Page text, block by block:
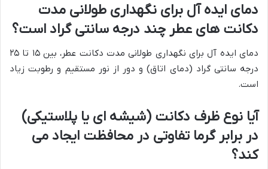
دمای ایده آل برای نگهداری طولانی مدت
دکانت های عطر چند درجه سانتی گراد است؟
دمای ایده آل برای نگهداری طولانی مدت دکانت عطر، بین ۱۵ تا ۲۵
درجه سانتی گراد (دمای اتاق) و دور از نور مستقیم و رطوبت زیاد
است.
آیا نوع ظرف دکانت (شیشه ای یا پلاستیکی)
در برابر گرما تفاوتی در محافظت ایجاد می
کند؟